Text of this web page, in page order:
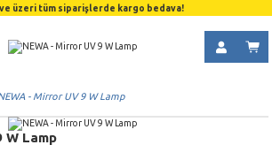
ve üzeri tüm siparişlerde kargo bedava!
- Mirror UV 9 W Lamp
W Lamp